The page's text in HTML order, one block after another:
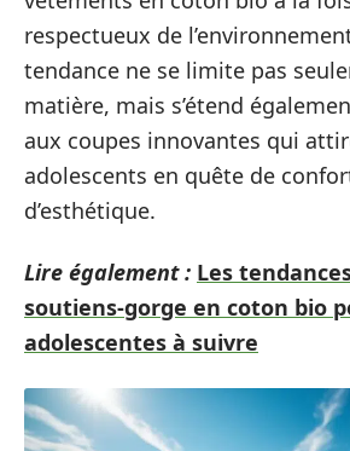
respectueux de
tendance ne se limite pas
matière, mais s’étend
aux coupes innovantes qui
adolescents en quête de
d’esthétique.
Lire également : Les
soutiens-gorge en coton bio
adolescentes à suivre